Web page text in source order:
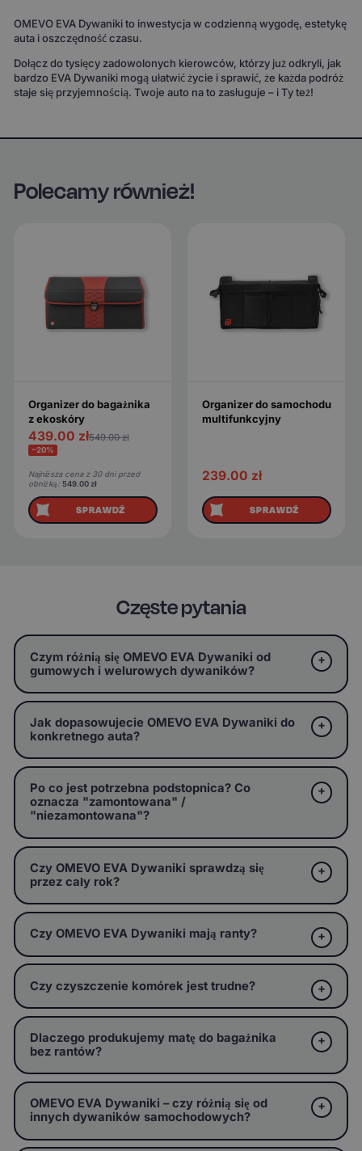
OMEVO EVA Dywaniki to inwestycja w codzienną wygodę, estetykę
auta i oszczędność czasu.
Dołącz do tysięcy zadowolonych kierowców, którzy już odkryli, jak
bardzo EVA Dywaniki mogą ułatwić życie i sprawić, że każda podróż
staje się przyjemnością. Twoje auto na to zasługuje – i Ty też!
Polecamy również!
Organizer do bagażnika
z ekoskóry
439.00 zł549.00zł
−20%
Najniższa cena z 30 dni przed
obniżką: 549.00zł
SPRAWDŹ
Organizer do samochodu
multifunkcyjny
239.00 zł
SPRAWDŹ
Częste pytania
Czym różnią się OMEVO EVA Dywaniki od
gumowych i welurowych dywaników?
Jak dopasowujecie OMEVO EVA Dywaniki do
konkretnego auta?
Po co jest potrzebna podstopnica? Co
oznacza "zamontowana" /
"niezamontowana"?
Czy OMEVO EVA Dywaniki sprawdzą się
przez cały rok?
Czy OMEVO EVA Dywaniki mają ranty?
Czy czyszczenie komórek jest trudne?
Dlaczego produkujemy matę do bagażnika
bez rantów?
OMEVO EVA Dywaniki – czy różnią się od
innych dywaników samochodowych?